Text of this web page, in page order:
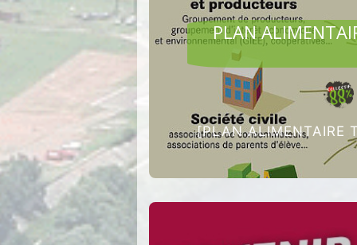
PLAN
[PLAN ALIMENTAIRE